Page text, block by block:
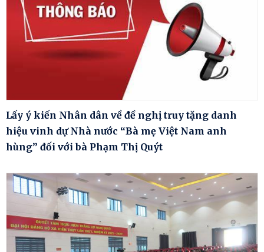
Lấy ý kiến Nhân dân về đề nghị truy tặng danh
hiệu vinh dự Nhà nước “Bà mẹ Việt Nam anh
hùng” đối với bà Phạm Thị Quýt